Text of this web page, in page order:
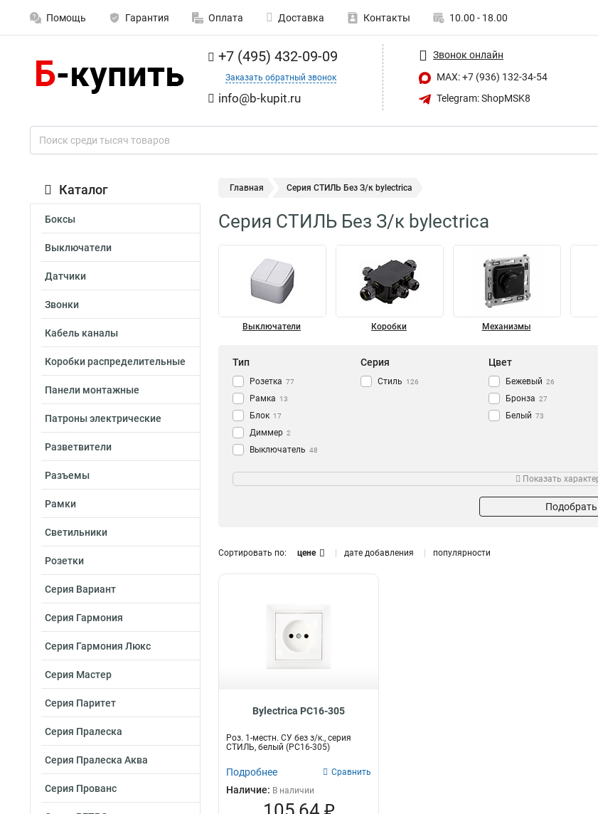
Помощь Гарантия Оплата Доставка Контакты 10.00 - 18.00
+7 (495) 432-09-09
Заказать обратный звонок
info@b-kupit.ru
Звонок онлайн
MAX: +7 (936) 132-34-54
Telegram: ShopMSK8
Каталог
Боксы
Выключатели
Датчики
Звонки
Кабель каналы
Коробки распределительные
Панели монтажные
Патроны электрические
Разветвители
Разъемы
Рамки
Светильники
Розетки
Серия Вариант
Серия Гармония
Серия Гармония Люкс
Серия Мастер
Серия Паритет
Серия Пралеска
Серия Пралеска Аква
Серия Прованс
Главная Серия СТИЛЬ Без З/к bylectrica
Серия СТИЛЬ Без З/к bylectrica
Выключатели Коробки Механизмы
Тип
Розетка 77
Рамка 13
Блок 17
Диммер 2
Выключатель 48
Серия
Стиль 126
Цвет
Бежевый 26
Бронза 27
Белый 73
3 4
1 18
4 3
Да 20 IP44 12
Разъем
Телефонный
Телевизионный
Мощность
Показать
Подобрать
Сортировать по: цене дате добавления популярности
Bylectrica РС16-305
Роз. 1-местн. СУ без з/к., серия
СТИЛЬ, белый (РС16-305)
Подробнее Сравнить
Наличие: В наличии